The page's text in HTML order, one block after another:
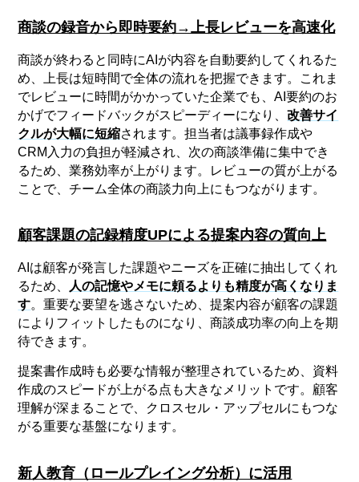
商談の録音から即時要約→上長レビューを高速化
商談が終わると同時にAIが内容を自動要約してくれるた
め、上長は短時間で全体の流れを把握できます。これま
でレビューに時間がかかっていた企業でも、AI要約のお
かげでフィードバックがスピーディーになり、改善サイ
クルが大幅に短縮されます。担当者は議事録作成や
CRM入力の負担が軽減され、次の商談準備に集中でき
るため、業務効率が上がります。レビューの質が上がる
ことで、チーム全体の商談力向上にもつながります。
顧客課題の記録精度UPによる提案内容の質向上
AIは顧客が発言した課題やニーズを正確に抽出してくれ
るため、
人の記憶やメモに頼るよりも精度が高くなりま
す。重要な要望を逃さないため、提案内容が顧客の課題
によりフィットしたものになり、商談成功率の向上を期
待できます。
提案書作成時も必要な情報が整理されているため、資料
作成のスピードが上がる点も大きなメリットです。顧客
理解が深まることで、クロスセル・アップセルにもつな
がる重要な基盤になります。
新人教育（ロールプレイング分析）に活用